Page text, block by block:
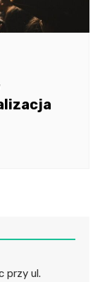
przy ul.